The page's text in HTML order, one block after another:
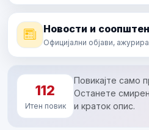
Новости и
Официјални објави,
112
Итен повик
Повикајте само
Останете
и краток опис.